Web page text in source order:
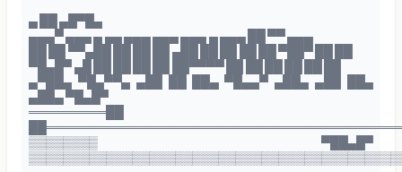
▄ ██ ▄█▀█▄
▄▄▄▀ ▄▄▄ ▄ ▄▄ ▄▄▄ ▄▄▄ ▄▄▄ ▄ ▄▄▄ ██ ▀▀ ▄▄▄
██ ██ ▀▀▄██ ██ ██ ██ ▄██ ██ ██ ██ ██ ▀██▀ ██ ██
▀█▄█▀ ▄█ ██ ██ ██ ██ ██▀▀▀▀ ██ ██ ██ ██ ██ ██
▄▀██▄ ▀█▄▀▀▄ ▄██ ██ ██▄ ▀█▄▄▀ ▄██▄ ▄██ ██▄
▄██▄ ▀█▄█▀
═════════██
▒▒▒▒▒▒▒▒ ▀██▄█▀